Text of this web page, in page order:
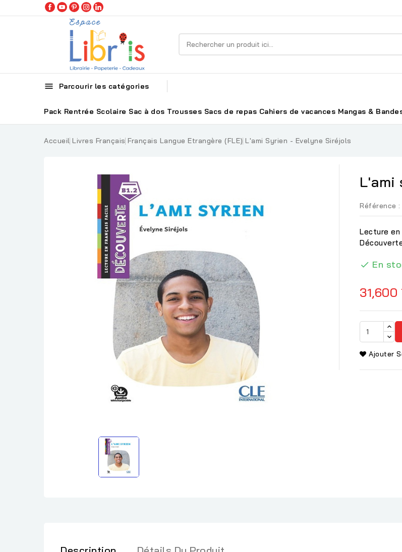
 Parcourir les catégories
Pack Rentrée Scolaire Sac à dos Trousses Sacs de repas Cahiers de vacances Mangas &
Accueil Livres Français Français Langue Etrangère (FLE) L'ami Syrien - Evelyne Siréjols
L'ami
Référence :
Lecture en
 En
31,600
Ajouter